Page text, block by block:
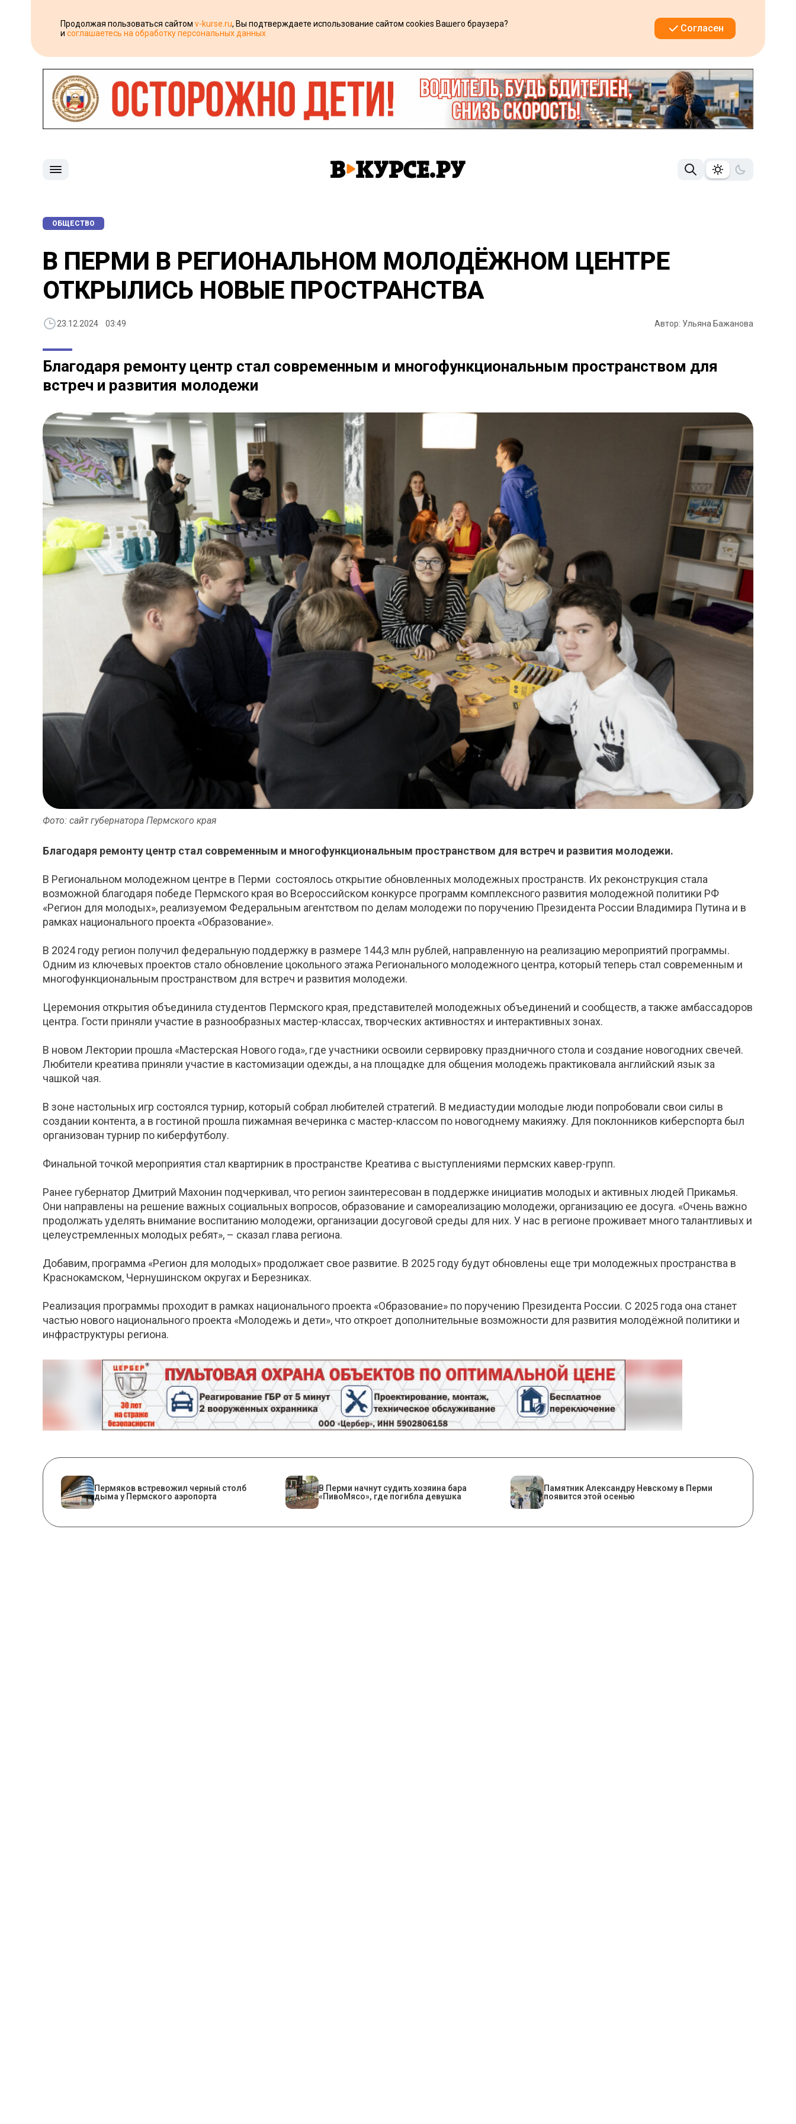
Продолжая пользоваться сайтом v-kurse.ru, Вы подтверждаете использование сайтом cookies Вашего браузера?
и соглашаетесь на обработку персональных данных Согласен
ОБЩЕСТВО
В ПЕРМИ В РЕГИОНАЛЬНОМ МОЛОДЁЖНОМ ЦЕНТРЕ
ОТКРЫЛИСЬ НОВЫЕ ПРОСТРАНСТВА
23.12.2024 03:49 Автор: Ульяна Бажанова
Благодаря ремонту центр стал современным и многофункциональным пространством для
встреч и развития молодежи
Фото: сайт губернатора Пермского края
Благодаря ремонту центр стал современным и многофункциональным пространством для встреч и развития молодежи.
В Региональном молодежном центре в Перми состоялось открытие обновленных молодежных пространств. Их реконструкция стала
возможной благодаря победе Пермского края во Всероссийском конкурсе программ комплексного развития молодежной политики РФ
«Регион для молодых», реализуемом Федеральным агентством по делам молодежи по поручению Президента России Владимира Путина и в
рамках национального проекта «Образование».
В 2024 году регион получил федеральную поддержку в размере 144,3 млн рублей, направленную на реализацию мероприятий программы.
Одним из ключевых проектов стало обновление цокольного этажа Регионального молодежного центра, который теперь стал современным и
многофункциональным пространством для встреч и развития молодежи.
Церемония открытия объединила студентов Пермского края, представителей молодежных объединений и сообществ, а также амбассадоров
центра. Гости приняли участие в разнообразных мастер-классах, творческих активностях и интерактивных зонах.
В новом Лектории прошла «Мастерская Нового года», где участники освоили сервировку праздничного стола и создание новогодних свечей.
Любители креатива приняли участие в кастомизации одежды, а на площадке для общения молодежь практиковала английский язык за
чашкой чая.
В зоне настольных игр состоялся турнир, который собрал любителей стратегий. В медиастудии молодые люди попробовали свои силы в
создании контента, а в гостиной прошла пижамная вечеринка с мастер-классом по новогоднему макияжу. Для поклонников киберспорта был
организован турнир по киберфутболу.
Финальной точкой мероприятия стал квартирник в пространстве Креатива с выступлениями пермских кавер-групп.
Ранее губернатор Дмитрий Махонин подчеркивал, что регион заинтересован в поддержке инициатив молодых и активных людей Прикамья.
Они направлены на решение важных социальных вопросов, образование и самореализацию молодежи, организацию ее досуга. «Очень важно
продолжать уделять внимание воспитанию молодежи, организации досуговой среды для них. У нас в регионе проживает много талантливых и
целеустремленных молодых ребят», – сказал глава региона.
Добавим, программа «Регион для молодых» продолжает свое развитие. В 2025 году будут обновлены еще три молодежных пространства в
Краснокамском, Чернушинском округах и Березниках.
Реализация программы проходит в рамках национального проекта «Образование» по поручению Президента России. С 2025 года она станет
частью нового национального проекта «Молодежь и дети», что откроет дополнительные возможности для развития молодёжной политики и
инфраструктуры региона.
Пермяков встревожил черный столб
дыма у Пермского аэропорта
​В Перми начнут судить хозяина бара
«ПивоМясо», где погибла девушка
​Памятник Александру Невскому в Перми
появится этой осенью